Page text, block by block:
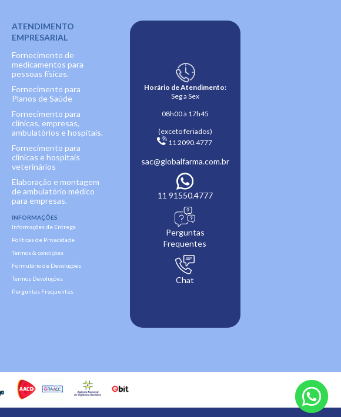
ATENDIMENTO
EMPRESARIAL
Fornecimento de
medicamentos para
pessoas físicas.
Fornecimento para
Planos de Saúde
Fornecimento para
clínicas, empresas,
ambulatórios e hospitais.
Fornecimento para
clínicas e hospitais
veterinários
Elaboração e montagem
de ambulatório médico
para empresas.
INFORMAÇÕES
Informações de Entrega
Políticas de Privacidade
Termos & condições
Formulário de Devoluções
Termos Devoluções
Perguntas Frequentes
Horário de Atendimento:
Seg a Sex
08h00 à 17h45
(exceto feriados)
11 2090.4777
sac@globalfarma.com.br
11 91550.4777
Perguntas
Frequentes
Chat